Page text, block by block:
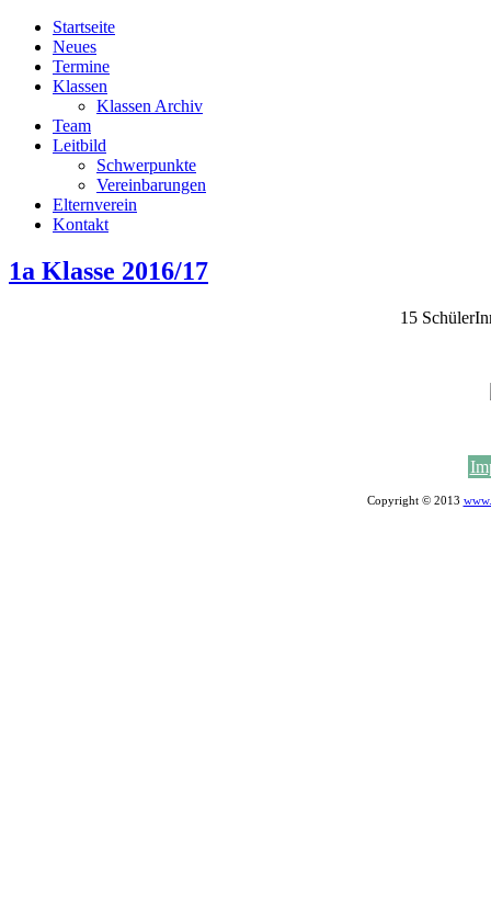
Startseite
Neues
Termine
Klassen
Klassen Archiv
Team
Leitbild
Schwerpunkte
Vereinbarungen
Elternverein
Kontakt
1a Klasse 2016/17
15
Copyright © 2013